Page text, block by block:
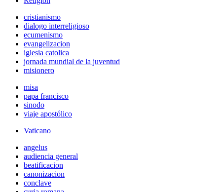
cristianismo
dialogo interreligioso
ecumenismo
evangelizacion
iglesia catolica
jornada mundial de la juventud
misionero
misa
papa francisco
sinodo
viaje apostólico
Vaticano
angelus
audiencia general
beatificacion
canonizacion
conclave